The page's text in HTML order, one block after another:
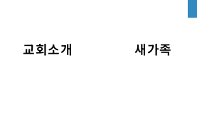
교회소개 새가족